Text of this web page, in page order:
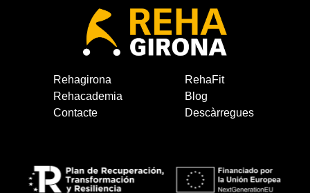
Rehagirona
RehaFit
Rehacademia
Blog
Contacte
Descàrregues